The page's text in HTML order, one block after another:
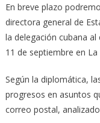
En breve plazo
directora general de
la delegación cubana
11 de septiembre en La
Según la diplomática,
progresos en asuntos
correo postal,